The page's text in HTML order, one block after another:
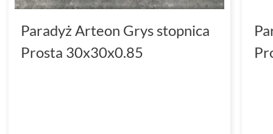
Paradyż Arteon Grys stopnica
Prosta 30x30x0.85